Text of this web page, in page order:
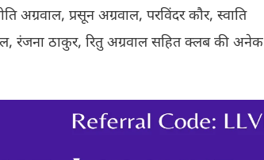
अग्रवाल, प्रसून अग्रवाल, परविंदर कौर, स्वाति
रंजना ठाकुर, रितु अग्रवाल सहित क्लब की अनेक